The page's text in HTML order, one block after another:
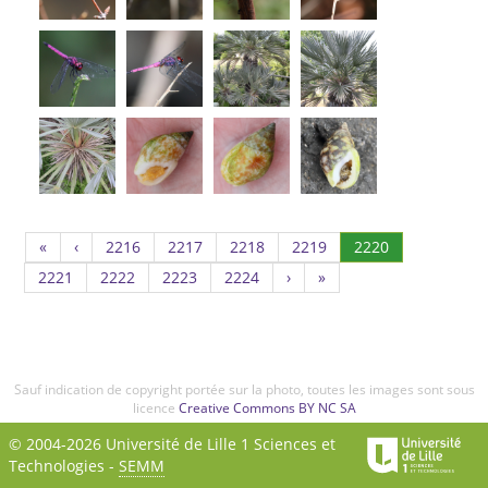
« ‹ 2216Page
2216
2217Page
2217
2218Page
2218
2219Page
2219
2220(Actuel)
2221
Page
2221
2222 Page
2222
2223Page
2223
2224Page
2224
› »
Sauf indication de copyright portée sur la photo, toutes les images sont sous
licence Creative Commons BY NC SA
© 2004-2026 Université de Lille 1 Sciences et
Technologies - SEMM